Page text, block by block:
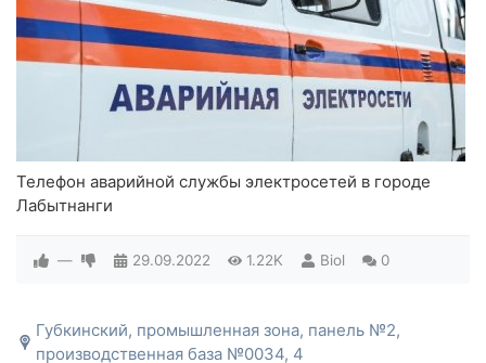
Телефон аварийной службы электросетей в городе
Лабытнанги
— 29.09.2022 1.22K Biol 0
Губкинский, промышленная зона, панель №2,
производственная база №0034, 4